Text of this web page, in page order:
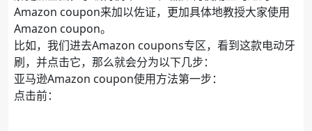
Amazon coupon来加以佐证，更加具体地教授大家使用
Amazon coupon。
比如，我们进去Amazon coupons专区，看到这款电动牙
刷，并点击它，那么就会分为以下几步：
亚马逊Amazon coupon使用方法第一步：
点击前：